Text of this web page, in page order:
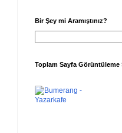
Bir Şey mi Aramıştınız?
Toplam Sayfa Görüntüleme